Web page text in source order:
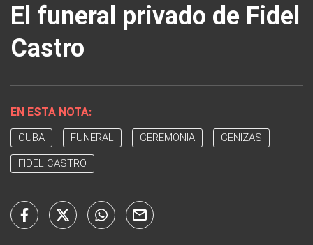
El funeral privado de Fidel
Castro
EN ESTA NOTA:
CUBA FUNERAL CEREMONIA CENIZAS
FIDEL CASTRO